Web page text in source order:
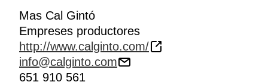
Mas Cal Gintó
Empreses productores
http://www.calginto.com/
info@calginto.com
651 910 561